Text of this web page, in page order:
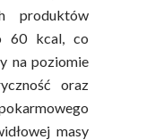
produktów
60 kcal, co
na poziomie
oraz
masy